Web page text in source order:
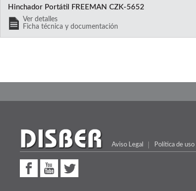
Hinchador Portátil FREEMAN CZK-5652
Ver detalles
Ficha técnica y documentación
Aviso Legal Política de uso